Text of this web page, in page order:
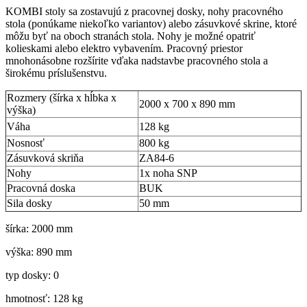
KOMBI stoly sa zostavujú z pracovnej dosky, nohy pracovného
stola (ponúkame niekoľko variantov) alebo zásuvkové skrine, ktoré
môžu byť na oboch stranách stola. Nohy je možné opatriť
kolieskami alebo elektro vybavením. Pracovný priestor
mnohonásobne rozšírite vďaka nadstavbe pracovného stola a
širokému príslušenstvu.
Rozmery (šírka x hĺbka x
výška)
2000 x 700 x 890 mm
Váha
128 kg
Nosnosť
800 kg
Zásuvková skriňa
ZA84-6
Nohy
1x noha SNP
Pracovná doska
BUK
Sila dosky
50 mm
šírka: 2000 mm
výška: 890 mm
typ dosky: 0
hmotnosť: 128 kg